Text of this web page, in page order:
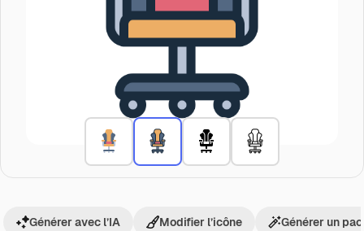
Générer avec l’IA Modifier l’icône Générer un